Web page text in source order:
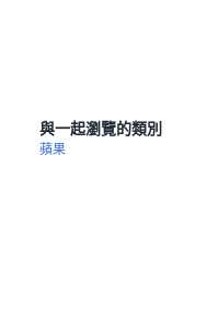
與一起瀏覽的類別
蘋果